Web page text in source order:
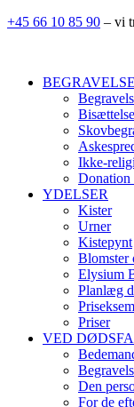
+45 66 10 85 90 – vi
Bisættelse
Ikke-
Donation
YDELSER
Kister
Urner
Kistepynt
Blomster
Elysium
Planlæg
Priser
VED
Den
For de